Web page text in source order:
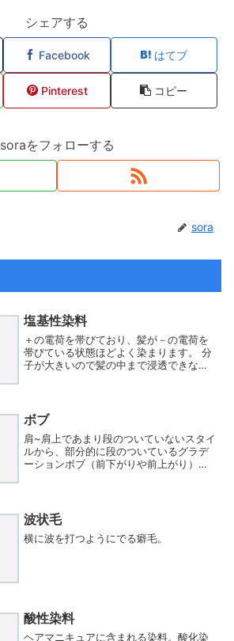
シェアする
Facebook はてブ
Pinterest コピー
soraをフォローする
sora
塩基性染料
＋の電荷を帯びており、髪が－の電荷を
帯びている状態ほどよく染まります。 分
子が大きいので髪の中まで浸透できない
を出せるHC染料と一緒...
ボブ
肩~肩上であまり段のついていないスタイ
ルから、部分的に段のついているグラデ
ーションボブ（前下がりや前上がり）が
波状毛
横に波を打つようにでる癖毛。
酸性染料
ヘアマニキュアに含まれる染料。酸化染